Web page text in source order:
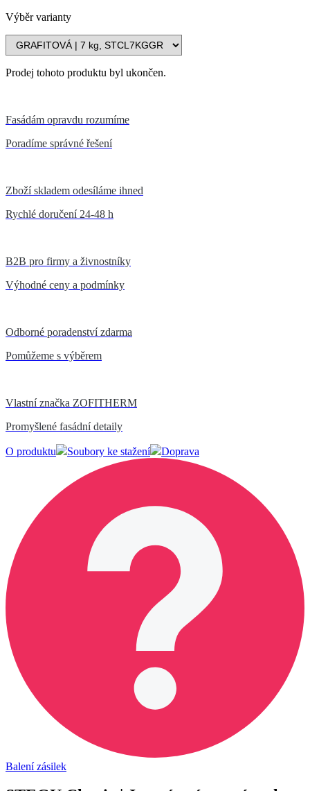
Výběr varianty
Prodej tohoto produktu byl ukončen.
Fasádám opravdu rozumíme
Poradíme správné řešení
Zboží skladem odesíláme ihned
Rychlé doručení 24-48 h
B2B pro firmy a živnostníky
Výhodné ceny a podmínky
Odborné poradenství zdarma
Pomůžeme s výběrem
Vlastní značka ZOFITHERM
Promyšlené fasádní detaily
O produktu Soubory ke stažení Doprava
Balení zásilek